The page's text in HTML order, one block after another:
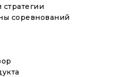
стратегии
соревнований